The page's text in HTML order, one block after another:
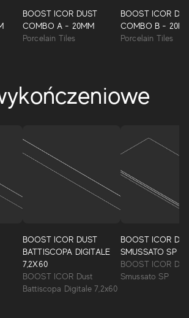
BOOST ICOR DUST
COMBO A - 20MM
Porcelain Tiles
BOOST ICOR
COMBO B -
Porcelain Tiles
BOOST ICOR DUST
BATTISCOPA DIGITALE
7,2X60
BOOST ICOR Dust
Battiscopa Digitale 7,2x60
BOOST ICOR
SMUSSATO SP
BOOST ICOR
Smussato SP